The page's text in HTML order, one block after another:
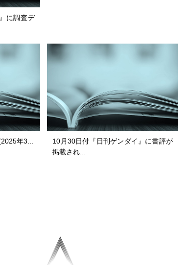
に調査デ
年3...
10月30日付『日刊ゲンダイ』に書評が
掲載され...